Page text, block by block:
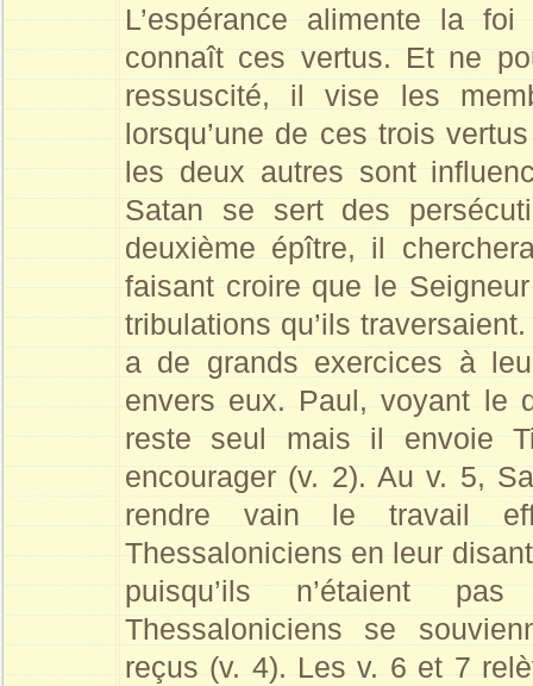
L’espérance alimente la
connaît ces vertus. Et ne
ressuscité, il vise les
lorsqu’une de ces trois
les deux autres sont
Satan se sert des
deuxième épître, il
faisant croire que le
tribulations qu’ils
a de grands exercices à
envers eux. Paul, voyant le
reste seul mais il envoie
encourager (v. 2). Au v. 5,
rendre vain le travail
Thessaloniciens en leur
puisqu’ils n’étaient
Thessaloniciens se
reçus (v. 4). Les v. 6 et 7